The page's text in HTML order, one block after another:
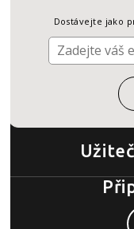
Dostávejte jako